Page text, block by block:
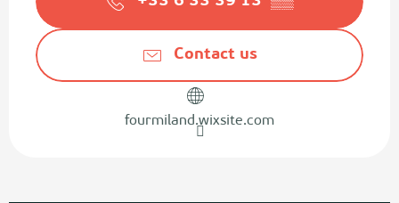
Contact us
fourmiland.wixsite.com